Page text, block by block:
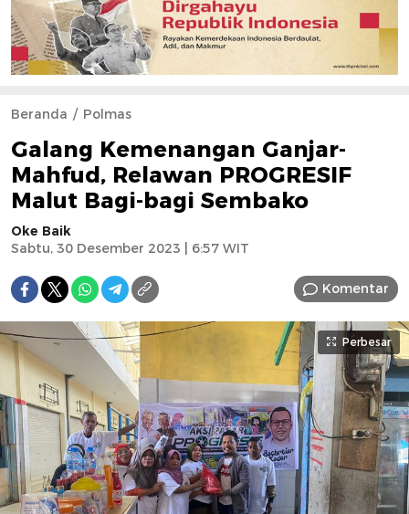
Beranda Polmas
Galang Kemenangan Ganjar-
Mahfud, Relawan PROGRESIF
Malut Bagi-bagi Sembako
Oke Baik
Sabtu, 30 Desember 2023 | 6:57 WIT
Komentar
Perbesar